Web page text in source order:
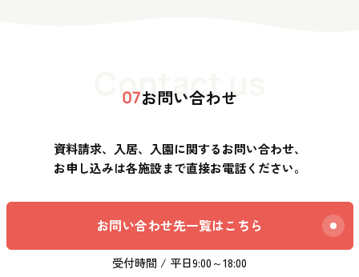
Contact us
07お問い合わせ
資料請求、入居、入園に関するお問い合わせ、
お申し込みは各施設まで直接お電話ください。
お問い合わせ先一覧はこちら
受付時間 / 平日9:00～18:00